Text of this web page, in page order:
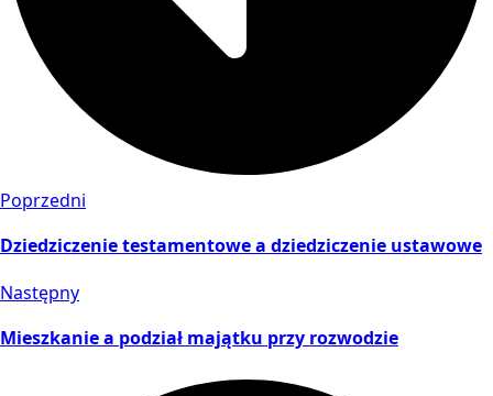
Poprzedni
Dziedziczenie testamentowe a dziedziczenie ustawowe
Następny
Mieszkanie a podział majątku przy rozwodzie